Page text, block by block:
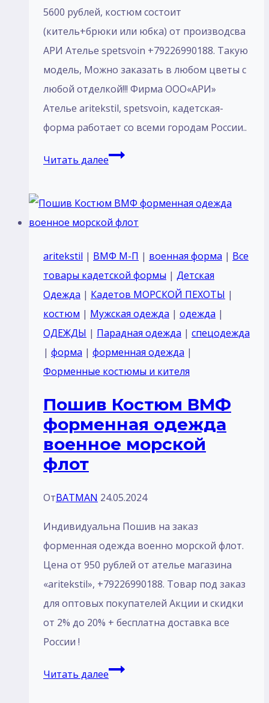
5600 рублей, костюм состоит
(китель+брюки или юбка) от производсва
АРИ Ателье spetsvoin +79226990188. Такую
модель, Mожно заказать в любом цветы с
любой отделкой!!! Фирма ООО«АРИ»
Ателье aritekstil, spetsvoin, кадетская-
форма работает со всеми городам России..
Читать далееКостюм
кадетов
курсантов
Россия
цвет
черный
тк
п/
ш
или
aritekstil | ВМФ М-П | военная форма | Все
товары кадетской формы | Детская
Одежда | Кадетов МОРСКОЙ ПЕХОТЫ |
костюм | Мужская одежда | одежда |
ОДЕЖДЫ | Парадная одежда | спецодежда
| форма | форменная одежда |
Форменные костюмы и кителя
Пошив Костюм ВМФ
форменная одежда
военное морской
флот
ОтBATMAN 24.05.2024
Индивидуальна Пошив на заказ
форменная одежда военно морской флот.
Цена от 950 рублей от ателье магазина
«aritekstil», +79226990188. Товар под заказ
для оптовых покупателей Акции и скидки
от 2% до 20% + бесплатна доставка все
России !
Читать далееПошив